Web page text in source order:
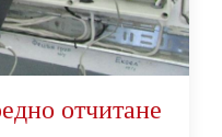
отчитане